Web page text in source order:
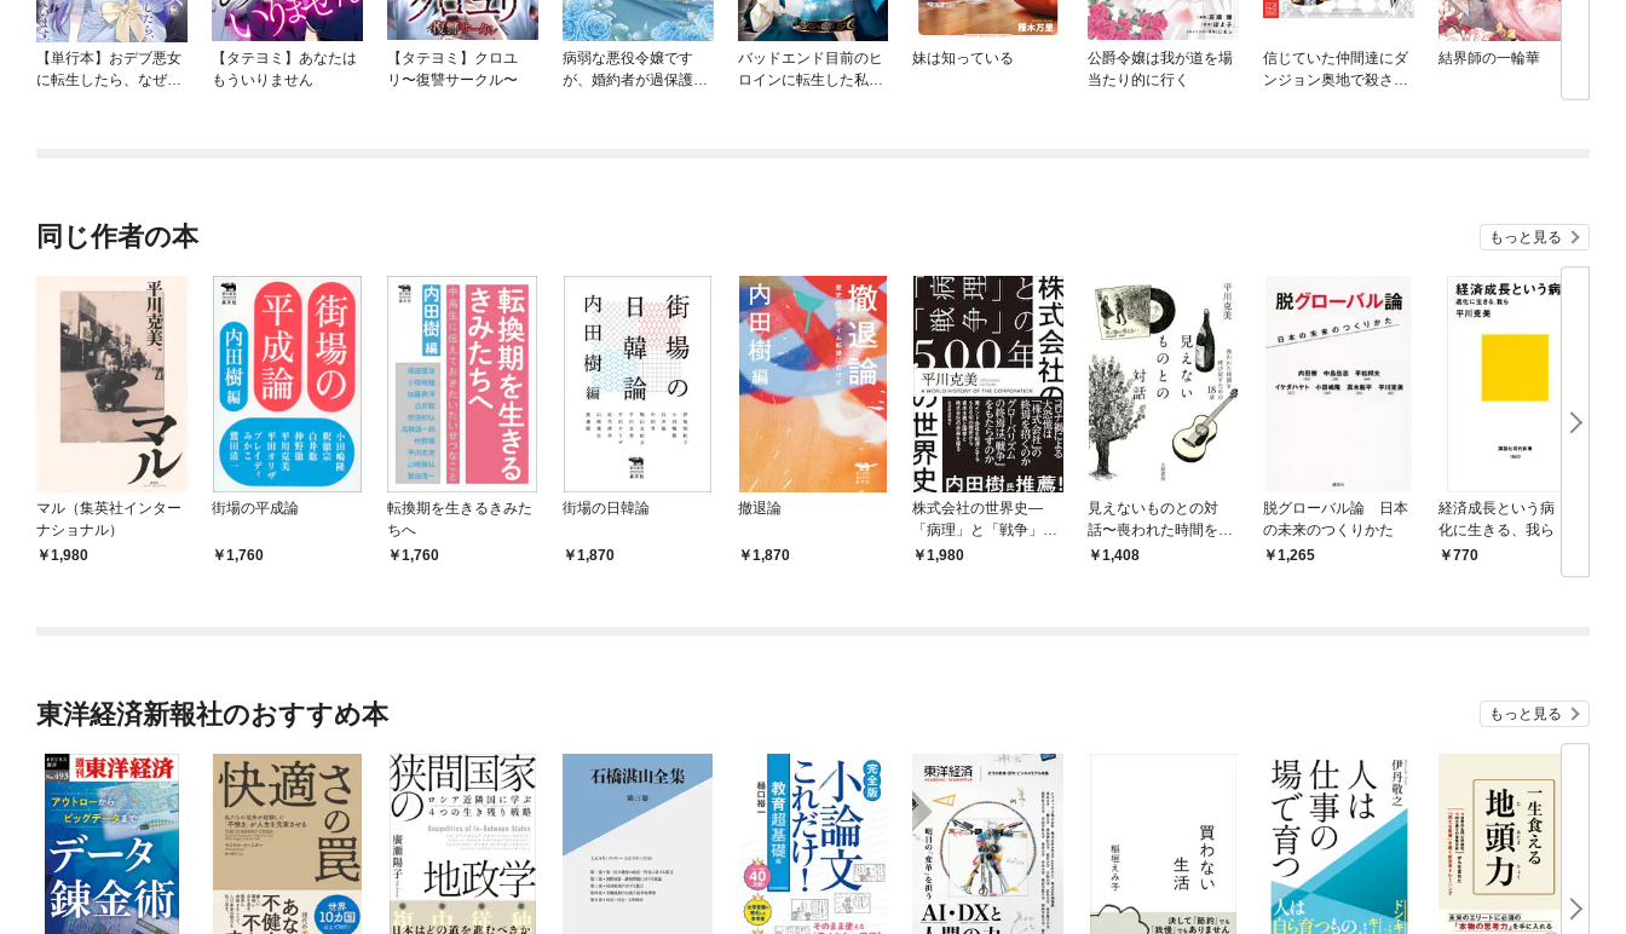
【単行本】おデブ悪女
に転生したら、なぜか
【タテヨミ】あなたは
もういりません
【タテヨミ】クロユ
リ〜復讐サークル〜
病弱な悪役令嬢です
が、婚約者が過保護す
バッドエンド目前のヒ
ロインに転生した私、
妹は知っている
公爵令嬢は我が道を場
当たり的に行く
信じていた仲間達にダ
ンジョン奥地で殺され
結界師の一輪華
同じ作者の本 もっと見る
マル（集英社インター
ナショナル）
1,980
街場の平成論
1,760
転換期を生きるきみた
ちへ
1,760
街場の日韓論
1,870
撤退論
1,870
株式会社の世界史―
「病理」と「戦争」の
５００年
1,980
見えないものとの対
話〜喪われた時間を呼
び戻すための18章
1,408
脱グローバル論 日本
の未来のつくりかた
1,265
経済成長という病 退
化に生きる、我ら
770
東洋経済新報社のおすすめ本 もっと見る